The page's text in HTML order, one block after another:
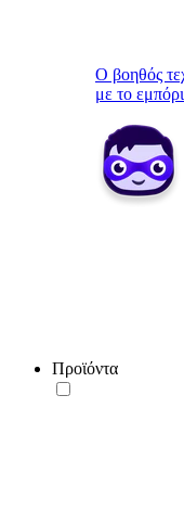
Ο βοηθός
με το
Προϊόντα